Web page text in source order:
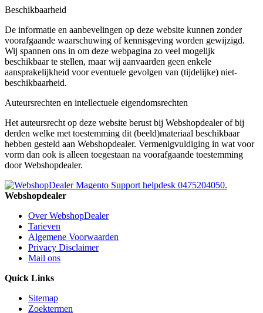
Beschikbaarheid
De informatie en aanbevelingen op deze website kunnen zonder
voorafgaande waarschuwing of kennisgeving worden gewijzigd.
Wij spannen ons in om deze webpagina zo veel mogelijk
beschikbaar te stellen, maar wij aanvaarden geen enkele
aansprakelijkheid voor eventuele gevolgen van (tijdelijke) niet-
beschikbaarheid.
Auteursrechten en intellectuele eigendomsrechten
Het auteursrecht op deze website berust bij Webshopdealer of bij
derden welke met toestemming dit (beeld)materiaal beschikbaar
hebben gesteld aan Webshopdealer. Vermenigvuldiging in wat voor
vorm dan ook is alleen toegestaan na voorafgaande toestemming
door Webshopdealer.
Webshopdealer
Over WebshopDealer
Tarieven
Algemene Voorwaarden
Privacy Disclaimer
Mail ons
Quick Links
Sitemap
Zoektermen